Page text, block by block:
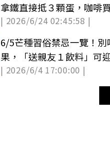
拿鐵直接抵３顆蛋，咖啡
39元杯套
| 2026/6/24 02:45:58 |
6/5芒種習俗禁忌一覽！別
果，「送親友１飲料」可
運
| 2026/6/4 17:00:00 |